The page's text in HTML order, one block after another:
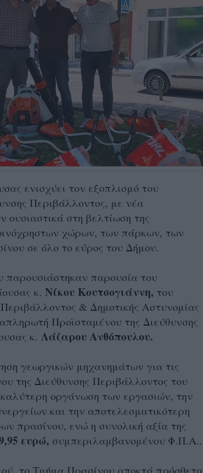
ενισχύει τον εξοπλισμό του
Περιβάλλοντος, με νέα
ουσιαστικά στη βελτίωση της
χώρων, των πάρκων, των
σε όλο το εύρος του Δήμου.
παρουσία του
κ. Νίκου Κουτσογιάννη, του
& Δημοτικής Αστυνομίας
Προϊσταμένου της Διεύθυνσης
κ. Λάζαρου Ανθόπουλου.
γεωργικών μηχανημάτων για τις
της Διεύθυνσης Περιβάλλοντος του
οργάνωση των εργασιών, την
και την αποτελεσματικότερη
πρασίνου, ενώ η συνολική αξία της
ευρώ, συμπεριλαμβανομένου Φ.Π.Α..